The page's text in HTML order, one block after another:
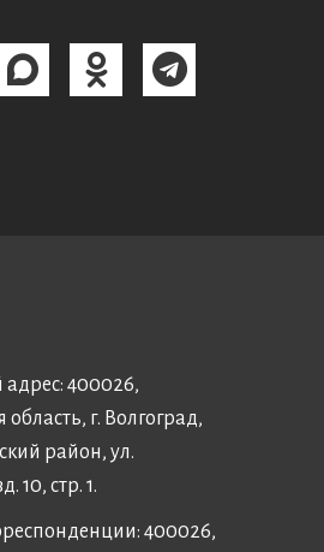
400026,
область, г. Волгоград,
район, ул.
10, стр. 1.
400026,